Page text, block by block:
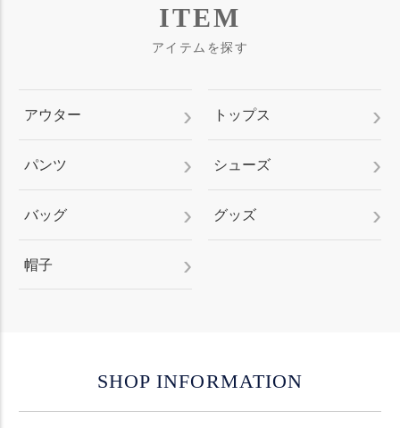
ITEM
アイテムを探す
アウター トップス
パンツ シューズ
バッグ グッズ
帽子
SHOP INFORMATION